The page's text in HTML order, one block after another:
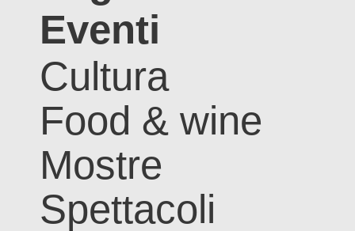
Eventi
Cultura
Food & wine
Mostre
Spettacoli